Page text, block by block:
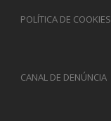
POLÍTICA DE COOKIES
CANAL DE DENÚNCIA